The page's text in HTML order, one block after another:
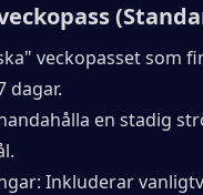
veckopasset som
dagar.
en stadig
Inkluderar